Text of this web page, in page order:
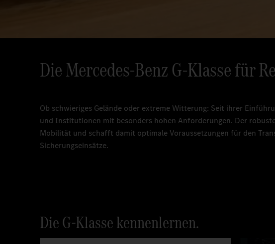
DieMercedes-BenzG-Klassefür
Ob schwieriges Gelände oder extreme Witterung: Seit ihrer
und Institutionen mit besonders hohen Anforderungen. Der
Mobilität und schafft damit optimale Voraussetzungen für den
Sicherungseinsätze.
Die G-Klasse kennenlernen.